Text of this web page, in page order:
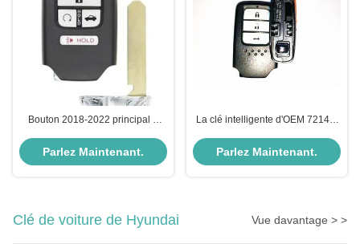
Bouton 2018-2022 principal à
4A CWTWB1G0090 de Honda
Parlez Maintenant.
La clé intelligente d'OEM 72147-
gousset principal à distance
Parlez Maintenant.
Clé de voiture de Hyundai Vue davantage > >